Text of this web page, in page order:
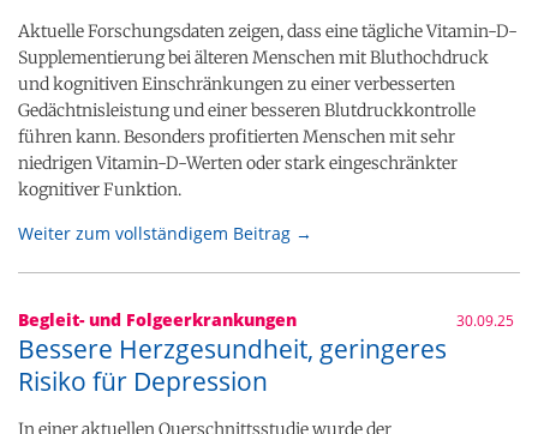
Aktuelle Forschungsdaten zeigen, dass eine tägliche Vitamin-D-
Supplementierung bei älteren Menschen mit Bluthochdruck
und kognitiven Einschränkungen zu einer verbesserten
Gedächtnisleistung und einer besseren Blutdruckkontrolle
führen kann. Besonders profitierten Menschen mit sehr
niedrigen Vitamin-D-Werten oder stark eingeschränkter
kognitiver Funktion.
Weiter zum vollständigem Beitrag →
Begleit- und Folgeerkrankungen 30.09.25
Bessere Herzgesundheit, geringeres
Risiko für Depression
In einer aktuellen Querschnittsstudie wurde der